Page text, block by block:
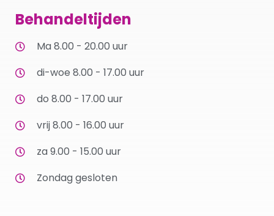
Behandeltijden
Ma 8.00 - 20.00 uur
di-woe 8.00 - 17.00 uur
do 8.00 - 17.00 uur
vrij 8.00 - 16.00 uur
za 9.00 - 15.00 uur
Zondag gesloten